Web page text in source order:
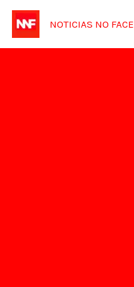
para
NOTICIAS NO FACE